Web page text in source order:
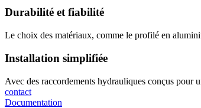
Durabilité et fiabilité
Le choix des matériaux, comme le profilé en
Installation simplifiée
Avec des raccordements hydrauliques conçus pour
contact
Documentation